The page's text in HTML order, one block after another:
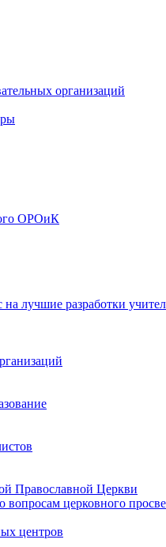
организаций
ОРОиК
лучшие разработки
Православной Церкви
церковного
центров